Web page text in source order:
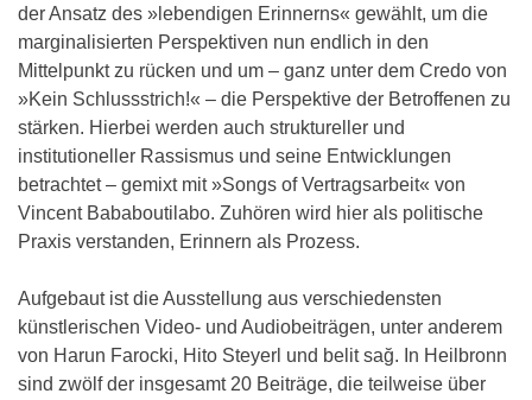
der Ansatz des »lebendigen Erinnerns« gewählt, um die
marginalisierten Perspektiven nun endlich in den
Mittelpunkt zu rücken und um – ganz unter dem Credo von
»Kein Schlussstrich!« – die Perspektive der Betroffenen zu
stärken. Hierbei werden auch struktureller und
institutioneller Rassismus und seine Entwicklungen
betrachtet – gemixt mit »Songs of Vertragsarbeit« von
Vincent Bababoutilabo. Zuhören wird hier als politische
Praxis verstanden, Erinnern als Prozess.
Aufgebaut ist die Ausstellung aus verschiedensten
künstlerischen Video- und Audiobeiträgen, unter anderem
von Harun Farocki, Hito Steyerl und belit sağ. In Heilbronn
sind zwölf der insgesamt 20 Beiträge, die teilweise über